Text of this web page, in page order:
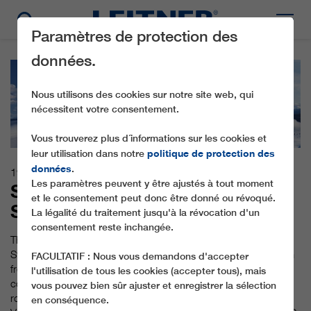
19.03.2018
SCANDINAVIA’S FIRST 3S
SYSTEM
The latest spectacular 3S projects by LEITNER ropeways at
Stubai Glacier and Klein Matterhorn (which will be in operation
from September on) already attracted a lot of attention. The
company is now adding another highlight: Building the first 3S
ropeway in Scandinavia in the Norwegian tourist destination of
Paramètres de protection des
données.
Nous utilisons des cookies sur notre site web, qui
nécessitent votre consentement.
Vous trouverez plus d´informations sur les cookies et
leur utilisation dans notre politique de protection des
données.
Les paramètres peuvent y être ajustés à tout moment
et le consentement peut donc être donné ou révoqué.
La légalité du traitement jusqu'à la révocation d'un
consentement reste inchangée.
FACULTATIF : Nous vous demandons d'accepter
l'utilisation de tous les cookies (accepter tous), mais
vous pouvez bien sûr ajuster et enregistrer la sélection
en conséquence.